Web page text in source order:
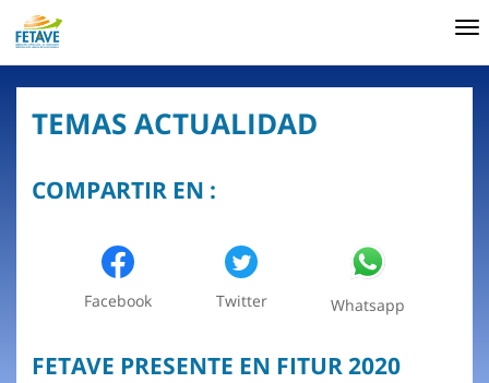
TEMAS ACTUALIDAD
COMPARTIR EN :
Facebook Twitter Whatsapp
FETAVE PRESENTE EN FITUR 2020